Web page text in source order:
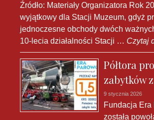
Źródło: Materiały Organizatora Rok
wyjątkowy dla Stacji Muzeum, gdyż
jednoczesne obchody dwóch
10-lecia działalności Stacji … Czytaj
Półtora
zabytków
9 stycznia 2026
Fundacja
została